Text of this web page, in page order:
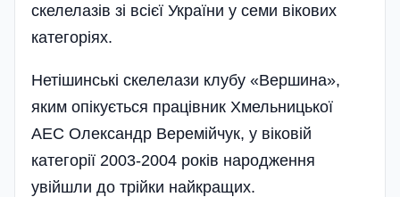
скелелазів зі всієї України у семи вікових
категоріях.
Нетішинські скелелази клубу «Вершина»,
яким опікується працівник Хмельницької
АЕС Олександр Веремійчук, у віковій
категорії 2003-2004 років народження
увійшли до трійки найкращих.